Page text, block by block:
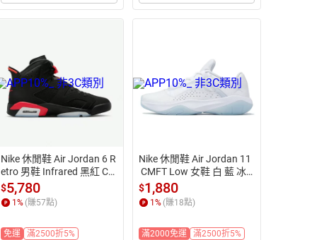
Nike 休閒鞋 Air Jordan 6 R
etro 男鞋 Infrared 黑紅 CT
8529-001
$5,780
1% (賺57點)
免運
滿2500折5%
Nike 休閒鞋 Air Jordan 11
CMFT Low 女鞋 白 藍 冰
底 低筒 喬丹 DV2629-140
$1,880
1 % (賺18點)
滿2000免運
滿2500折5%